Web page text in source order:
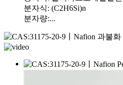
분자식: (C2H6Si)n
분자량:...